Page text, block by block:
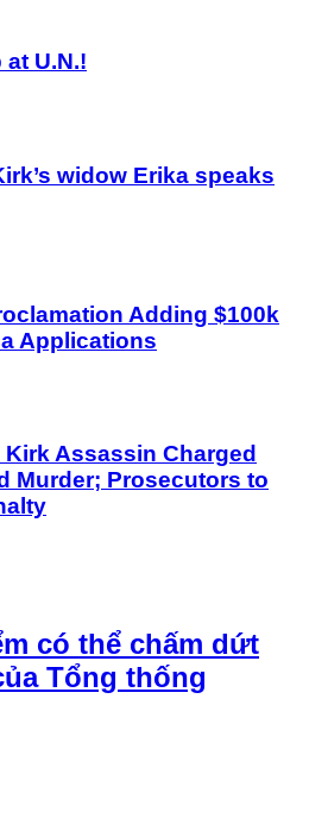
U.N.!
widow Erika speaks
Adding $100k
Applications
Assassin Charged
Murder; Prosecutors to
có thể chấm dứt
Tổng thống